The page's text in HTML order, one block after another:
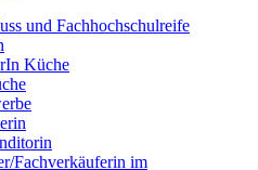
und Fachhochschulreife
Küche
Fachverkäuferin im